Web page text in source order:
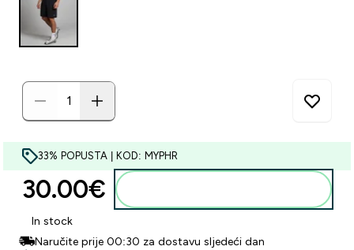
33% POPUSTA | KOD: MYPHR
30.00€‎
In stock
Naručite prije 00:30 za dostavu sljedeći dan